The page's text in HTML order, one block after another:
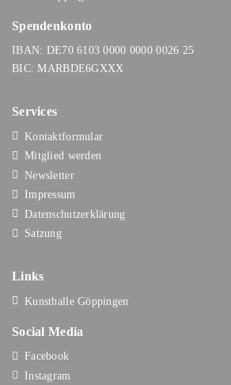
Spendenkonto
IBAN: DE70 6103 0000 0000 0026 25
BIC: MARBDE6GXXX
Services
Kontaktformular
Mitglied werden
Newsletter
Impressum
Datenschutzerklärung
Satzung
Links
Kunsthalle Göppingen
Social Media
Facebook
Instagram